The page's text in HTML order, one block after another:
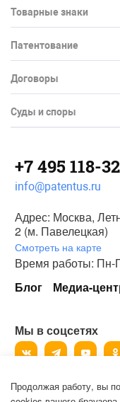
Товарные знаки
Патентование
Договоры
Суды и споры
+7 495 118-
info@patentus.ru
Адрес: Москва,
2 (м. Павелецкая)
Смотреть на карте
Время работы: Пн-
Блог
Медиа-
Мы в соцсетях
©2006-2026, ООО
Продолжая работу, вы